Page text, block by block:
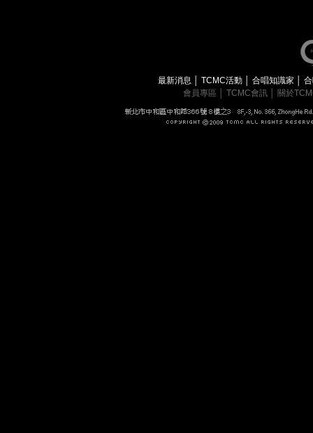
最新消息 TCMC活動 合唱知識家
會員專區
TCMC會訊 關於